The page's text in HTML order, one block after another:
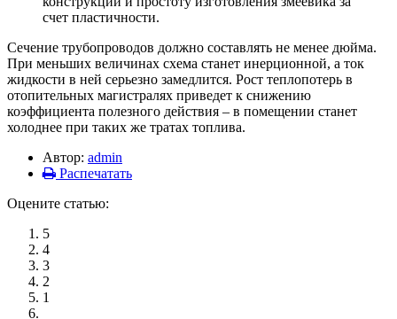
счет пластичности.
Сечение трубопроводов должно составлять не менее дюйма.
При меньших величинах схема станет инерционной, а ток
жидкости в ней серьезно замедлится. Рост теплопотерь в
отопительных магистралях приведет к снижению
коэффициента полезного действия – в помещении станет
холоднее при таких же тратах топлива.
Автор: admin
Распечатать
Оцените статью:
5
4
3
2
1